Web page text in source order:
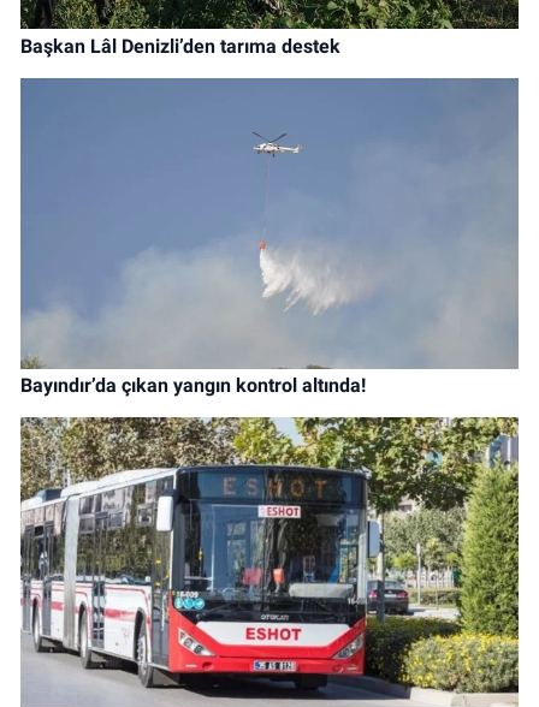
Başkan Lâl Denizli’den tarıma destek
Bayındır’da çıkan yangın kontrol altında!